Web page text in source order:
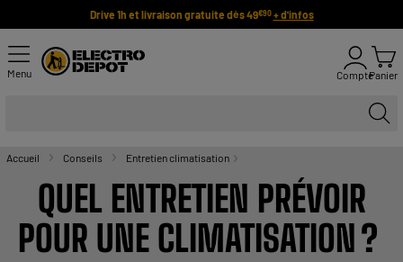
Drive 1h et livraison gratuite dès 49€90 + d'infos
Menu ComptePanier
Accueil Conseils Entretien climatisation
QUEL ENTRETIEN PRÉVOIR
POUR UNE CLIMATISATION ?